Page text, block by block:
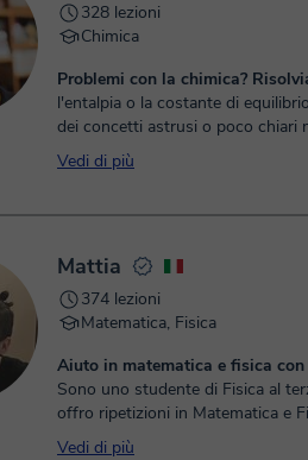
328 lezioni
Chimica
Problemi con la chimica?
l'entalpia o la costante di
dei concetti astrusi o poco chiari
studio? Spesso a bl...
Vedi di più
Mattia
374 lezioni
Matematica, Fisica
Aiuto in matematica e fisica con
Sono uno studente di Fisica al
offro ripetizioni in Matematica e
scuole medie, superi...
Vedi di più